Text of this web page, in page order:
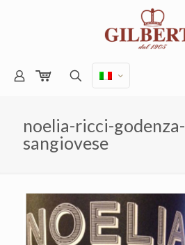
noelia-ricci-
sangiovese